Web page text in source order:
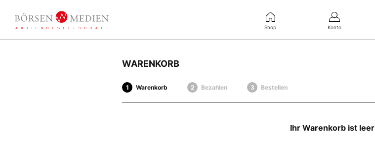
Shop Konto
WARENKORB
Warenkorb Bezahlen Bestellen
Ihr Warenkorb ist leer